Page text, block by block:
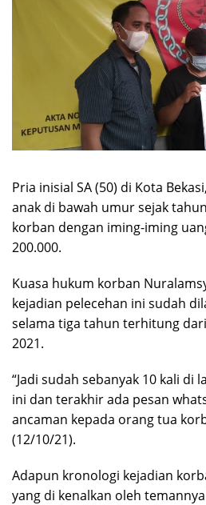
Pria inisial SA (50) di Kota
anak di bawah umur sejak
korban dengan iming-iming
200.000.
Kuasa hukum korban
kejadian pelecehan ini sudah
selama tiga tahun terhitung
2021.
“Jadi sudah sebanyak 10 kali di
ini dan terakhir ada pesan
ancaman kepada orang tua
(12/10/21).
Adapun kronologi kejadian
yang di kenalkan oleh